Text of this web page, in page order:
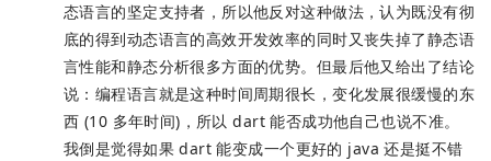
态语言的坚定支持者，所以他反对这种做法，认为既没有彻
底的得到动态语言的高效开发效率的同时又丧失掉了静态语
言性能和静态分析很多方面的优势。但最后他又给出了结论
说：编程语言就是这种时间周期很长，变化发展很缓慢的东
西 (10 多年时间)，所以 dart 能否成功他自己也说不准。
我倒是觉得如果 dart 能变成一个更好的 java 还是挺不错